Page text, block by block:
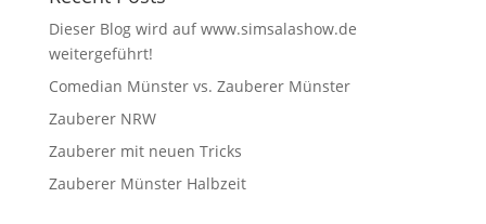
Dieser Blog wird auf www.simsalashow.de
weitergeführt!
Comedian Münster vs. Zauberer Münster
Zauberer NRW
Zauberer mit neuen Tricks
Zauberer Münster Halbzeit